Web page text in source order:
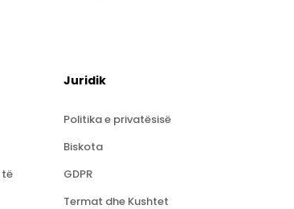
të
Juridik
Politika e privatësisë
Biskota
GDPR
Termat dhe Kushtet